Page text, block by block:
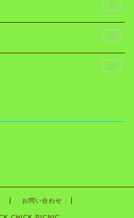
39
15
17
お問い合わせ